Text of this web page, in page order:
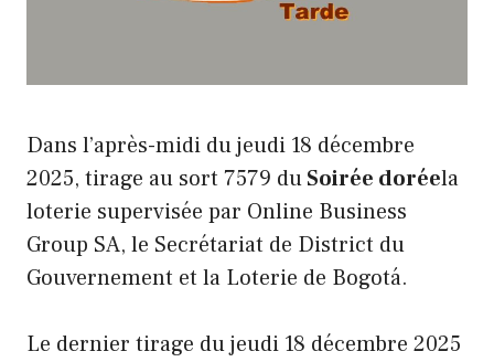
Dans l’après-midi du jeudi 18 décembre
2025, tirage au sort 7579 duSoirée doréela
loterie supervisée par Online Business
Group SA, le Secrétariat de District du
Gouvernement et la Loterie de Bogotá.
Le dernier tirage du jeudi 18 décembre 2025